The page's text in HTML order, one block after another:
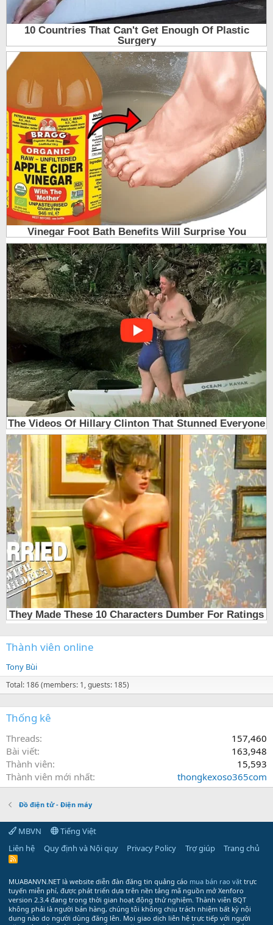
Thành viên online
Tony Bùi
Total: 186 (members: 1, guests: 185)
Thống kê
Threads
157,460
Bài viết
163,948
Thành viên
15,593
Thành viên mới nhất
thongkexoso365com
Đồ điện tử - Điện máy
MBVN
Tiếng Việt
Liên hệ
Quy định và Nội quy Privacy Policy Trợ giúp Trang chủ
R
MUABANVN.NET là website diễn đàn đăng tin quảng cáo mua bán rao vặt trực
tuyến miễn phí, được phát triển dựa trên nền tảng mã nguồn mở Xenforo
version 2.3.4 đang trong thời gian hoạt động thử nghiệm. Thành viên BQT
không phải là người bán hàng, chúng tôi không chịu trách nhiệm bất kỳ nội
dung nào do người dùng đăng lên. Mọi giao dịch liên hệ trực tiếp với người